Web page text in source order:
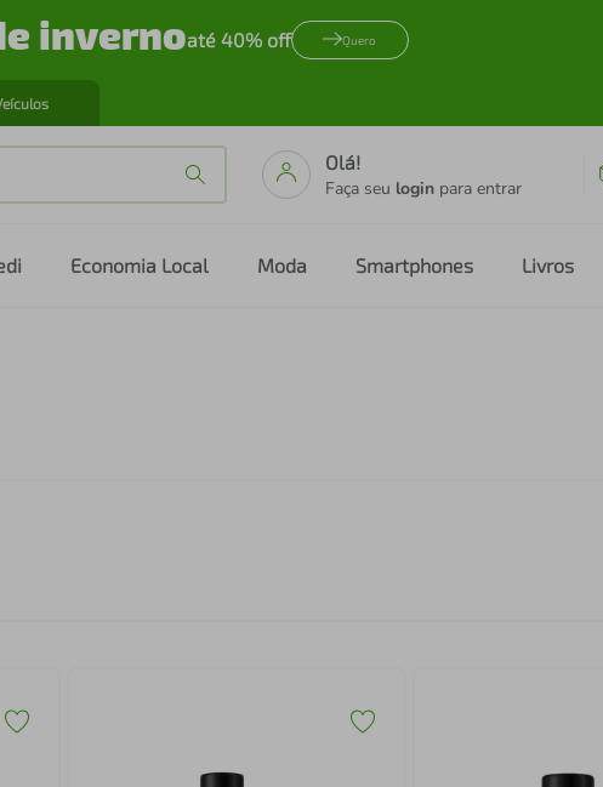
invernoaté 40% off Quero
Olá!
Faça seu login para entrar
Economia Local Moda Smartphones Livros